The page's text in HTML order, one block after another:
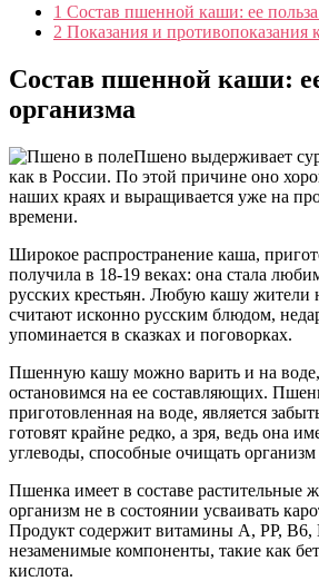
1 Состав пшенной каши: ее
2 Показания и противопоказания
Состав пшенной каши:
организма
Пшено выдерживает
как в России. По этой причине оно
наших краях и выращивается уже на
времени.
Широкое распространение каша,
получила в 18-19 веках: она стала
русских крестьян. Любую кашу жители
считают исконно русским блюдом,
упоминается в сказках и поговорках.
Пшенную кашу можно варить и на
остановимся на ее составляющих.
приготовленная на воде, является
готовят крайне редко, а зря, ведь она
углеводы, способные очищать
Пшенка имеет в составе растительные
организм не в состоянии усваивать
Продукт содержит витамины А, РР, В6,
незаменимые компоненты, такие как
кислота.